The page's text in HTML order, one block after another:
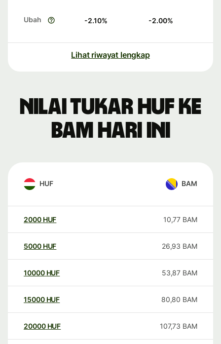
Ubah -2.10% -2.00%
Lihat riwayat lengkap
Nilai tukar HUF ke
BAM hari ini
HUF BAM
2000 HUF 10,77 BAM
5000 HUF 26,93 BAM
10000 HUF 53,87 BAM
15000 HUF 80,80 BAM
20000 HUF 107,73 BAM